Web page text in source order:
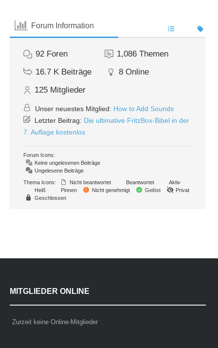
Forum Information
92 Foren 1,086 Themen
16.7 K Beiträge 8 Online
125 Mitglieder
Unser neuestes Mitglied: How to Add Sounds
Letzter Beitrag: Die ultimative FritzBox-Bibel in der
7. Auflage kostenlos
Forum Icons:
Keine ungelesenen Beiträge
Ungelesene Beiträge
Thema Icons:
Nicht beantwortet Beantwortet
Aktiv
Heiß
Pinnen Nicht genehmigt Gelöst
Privat
Geschlossen
MITGLIEDER ONLINE
Zurzeit keine Online-Mitglieder